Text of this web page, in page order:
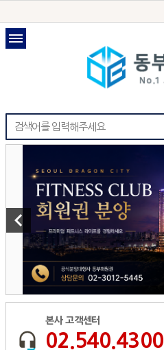
keyboard_arrow_left
본사 고객센터
02.540.4300